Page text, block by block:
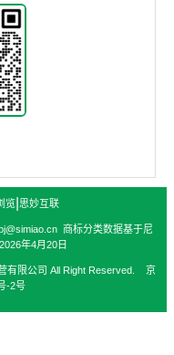
览| 思妙互联
商标分类数据基于尼
年4月20日
有限公司 All Right Reserved. 京
-2号